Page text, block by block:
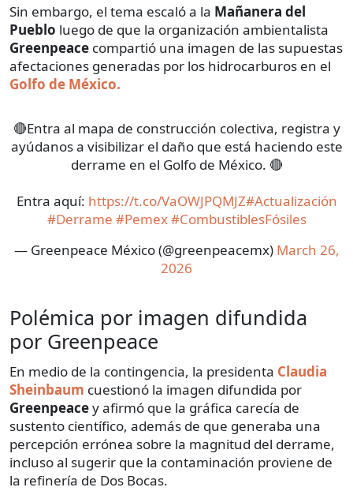
Sin embargo, el tema escaló a la Mañanera del
Pueblo luego de que la organización ambientalista
Greenpeace compartió una imagen de las supuestas
afectaciones generadas por los hidrocarburos en el
Golfo de México.
🔴Entra al mapa de construcción colectiva, registra y
ayúdanos a visibilizar el daño que está haciendo este
derrame en el Golfo de México. 🔴
Entra aquí: https://t.co/VaOWJPQMJZ#Actualización
#Derrame #Pemex#CombustiblesFósiles
— Greenpeace México (@greenpeacemx) March 26,
2026
Polémica por imagen difundida
por Greenpeace
En medio de la contingencia, la presidenta Claudia
Sheinbaum cuestionó la imagen difundida por
Greenpeaceyafirmó que la gráfica carecía de
sustento científico, además de que generaba una
percepción errónea sobre la magnitud del derrame,
incluso al sugerir que la contaminación proviene de
la refinería de Dos Bocas.